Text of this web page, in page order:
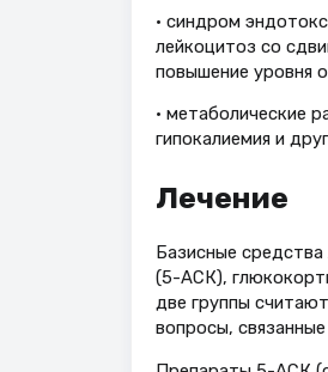
• синдром
лейкоцитоз со
повышение уровня
• метаболические
гипокалиемия и
Лечение
Базисные
(5-АСК),
две группы
вопросы,